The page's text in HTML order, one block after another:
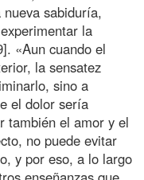
sabiduría,
la
«Aun cuando el
la sensatez
sino a
el dolor sería
también el amor y el
no puede evitar
y por eso, a lo largo